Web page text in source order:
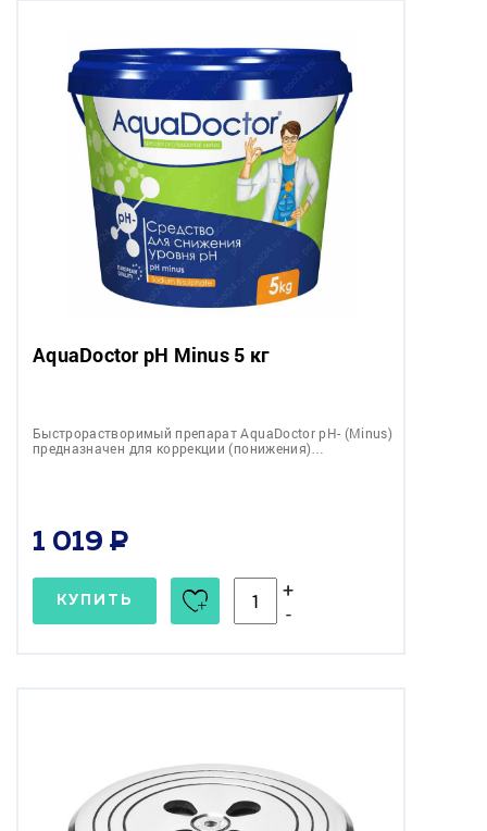
AquaDoctor pH Minus 5 кг
Быстрорастворимый препарат AquaDoctor pH- (Minus)
предназначен для коррекции (понижения)…
1 019
КУПИТЬ
+
-